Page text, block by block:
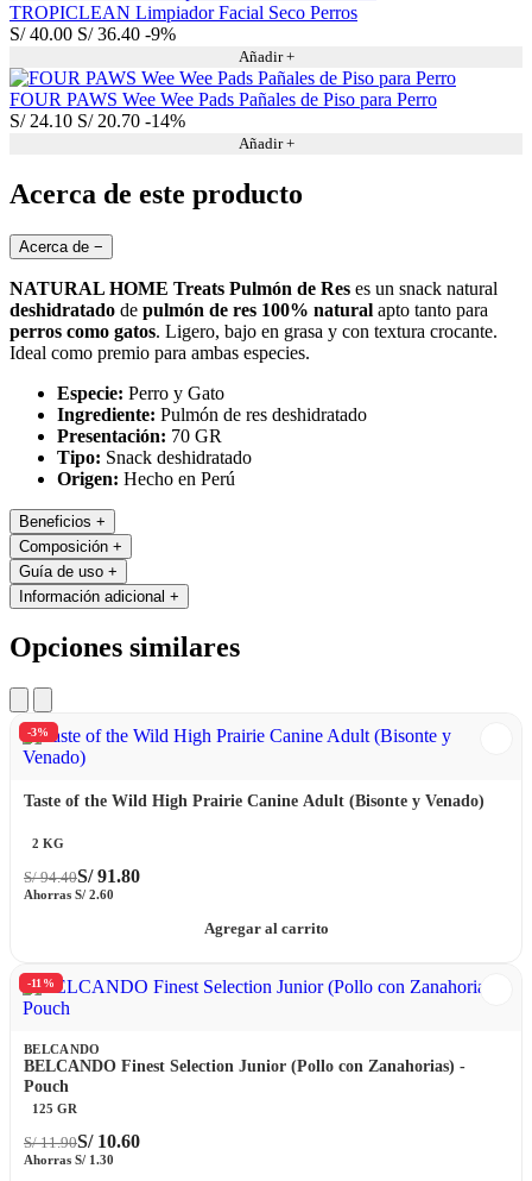
TROPICLEAN Limpiador Facial Seco Perros
S/40.00 S/36.40 -9%
Añadir +
FOUR PAWS Wee Wee Pads Pañales de Piso para Perro
S/24.10 S/20.70 -14%
Añadir +
Acerca de este producto
Acerca de −
NATURAL HOME Treats Pulmón de Res es un snack natural
deshidratado de pulmón de res 100% natural apto tanto para
perros como gatos. Ligero, bajo en grasa y con textura crocante.
Ideal como premio para ambas especies.
Especie: Perro y Gato
Ingrediente: Pulmón de res deshidratado
Presentación: 70 GR
Tipo: Snack deshidratado
Origen: Hecho en Perú
Beneficios +
Composición +
Guía de uso +
Información adicional +
Opciones similares
-3%
Taste of the Wild High Prairie Canine Adult (Bisonte y Venado)
2 KG
S/94.40S/91.80
Ahorras S/ 2.60
Agregar al carrito
-11%
BELCANDO
BELCANDO Finest Selection Junior (Pollo con Zanahorias) -
Pouch
125 GR
S/11.90S/10.60
Ahorras S/ 1.30